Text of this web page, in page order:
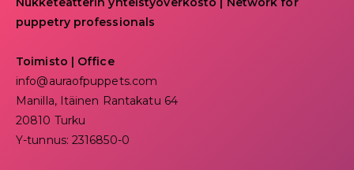
puppetry professionals
Toimisto | Office
info@auraofpuppets.com
Manilla, Itäinen Rantakatu 64
20810 Turku
Y-tunnus: 2316850-0